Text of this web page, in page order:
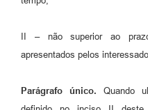
II – não superior ao
apresentados pelos
Parágrafo único. Quando